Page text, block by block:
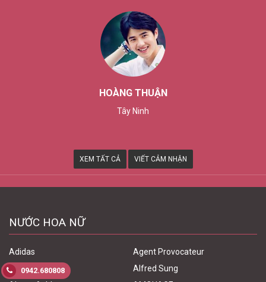
HOÀNG THUẬN
Tây Ninh
XEM TẤT CẢ VIẾT CẢM NHẬN
NƯỚC HOA NỮ
Adidas
Agent Provocateur
Alaia
Alfred Sung
0942.680808